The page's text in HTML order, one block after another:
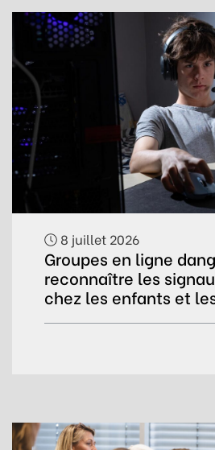
8 juillet 2026
Groupes en ligne
reconnaître les
chez les enfants et